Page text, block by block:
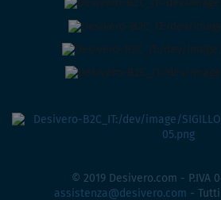
© 2019 Desivero.com - P.IVA
assistenza@desivero.com -